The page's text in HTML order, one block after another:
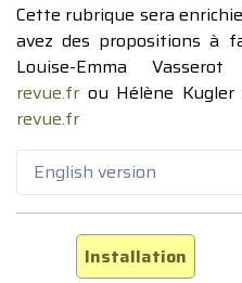
Cette rubrique sera
avez des propositions à
Louise-Emma
revue.fr ou Hélène Kugler
revue.fr
English version
Installation